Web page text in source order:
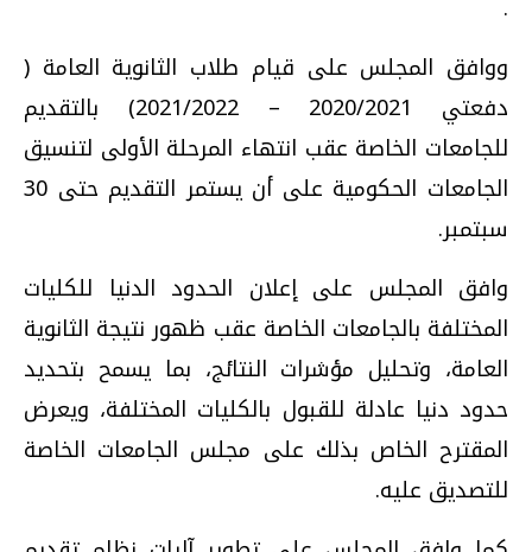
.
ووافق المجلس على قيام طلاب الثانوية العامة (
دفعتي 2020/2021 – 2021/2022) بالتقديم
للجامعات الخاصة عقب انتهاء المرحلة الأولى لتنسيق
الجامعات الحكومية على أن يستمر التقديم حتى 30
سبتمبر.
وافق المجلس على إعلان الحدود الدنيا للكليات
المختلفة بالجامعات الخاصة عقب ظهور نتيجة الثانوية
العامة، وتحليل مؤشرات النتائج، بما يسمح بتحديد
حدود دنيا عادلة للقبول بالكليات المختلفة، ويعرض
المقترح الخاص بذلك على مجلس الجامعات الخاصة
للتصديق عليه.